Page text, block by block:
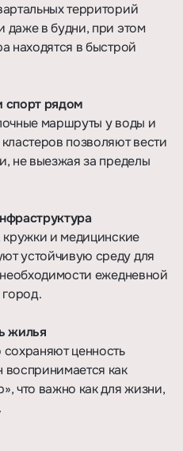
территорий
даже в будни, при этом
находятся в быстрой
спорт рядом
маршруты у воды и
позволяют вести
не выезжая за пределы
и медицинские
устойчивую среду для
ежедневной
город.
жилья
ценность
как
что важно как для жизни,